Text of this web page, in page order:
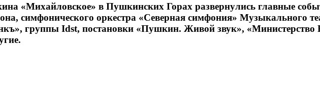
«Михайловское» в Пушкинских Горах развернулись главные
симфонического оркестра «Северная симфония»
группы Idst, постановки «Пушкин. Живой звук»,